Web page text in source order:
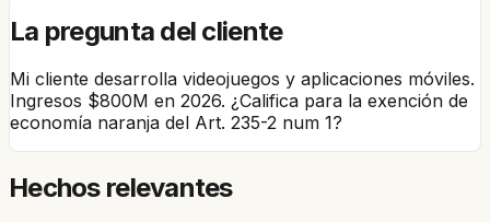
La pregunta del cliente
Mi cliente desarrolla videojuegos y aplicaciones móviles.
Ingresos $800M en 2026. ¿Califica para la exención de
economía naranja del Art. 235-2 num 1?
Hechos relevantes